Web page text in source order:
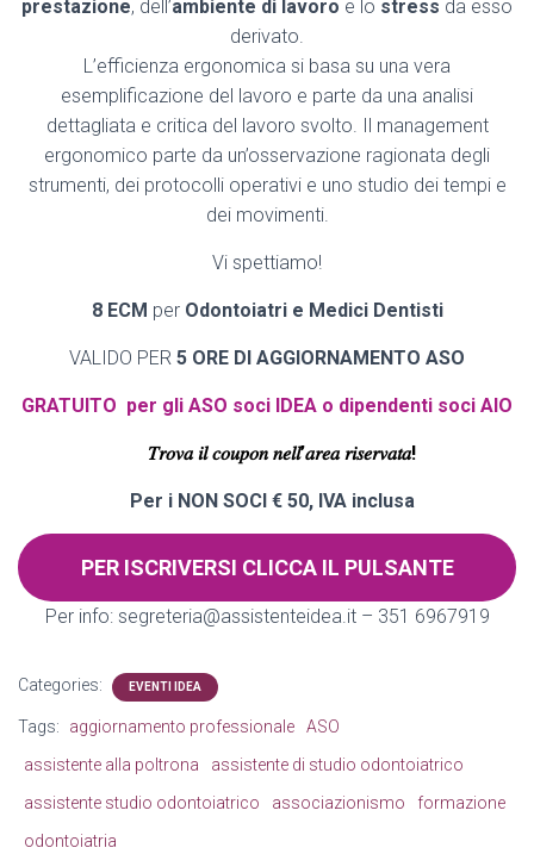
prestazione, dell’ambiente di lavoro e lo stress da esso
derivato.
L’efficienza ergonomica si basa su una vera
esemplificazione del lavoro e parte da una analisi
dettagliata e critica del lavoro svolto. Il management
ergonomico parte da un’osservazione ragionata degli
strumenti, dei protocolli operativi e uno studio dei tempi e
dei movimenti.
Vi spettiamo!
8 ECM per Odontoiatri e Medici Dentisti
VALIDO PER 5 ORE DI AGGIORNAMENTO ASO
GRATUITO per gli ASO soci IDEA o dipendenti soci AIO
𝑇𝑟𝑜𝑣𝑎 𝑖𝑙 𝑐𝑜𝑢𝑝𝑜𝑛 𝑛𝑒𝑙𝑙’𝑎𝑟𝑒𝑎 𝑟𝑖𝑠𝑒𝑟𝑣𝑎𝑡𝑎!
Per i NON SOCI € 50, IVA inclusa
PER ISCRIVERSI CLICCA IL PULSANTE
Per info: segreteria@assistenteidea.it – 351 6967919
Categories: EVENTI IDEA
Tags: aggiornamento professionale
ASO
assistente alla poltrona
assistente di studio odontoiatrico
assistente studio odontoiatrico
associazionismo
formazione
odontoiatria